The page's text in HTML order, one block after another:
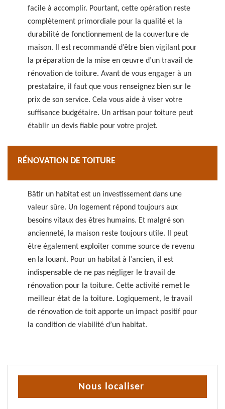
facile à accomplir. Pourtant, cette opération reste
complètement primordiale pour la qualité et la
durabilité de fonctionnement de la couverture de
maison. Il est recommandé d’être bien vigilant pour
la préparation de la mise en œuvre d’un travail de
rénovation de toiture. Avant de vous engager à un
prestataire, il faut que vous renseignez bien sur le
prix de son service. Cela vous aide à viser votre
suffisance budgétaire. Un artisan pour toiture peut
établir un devis fiable pour votre projet.
RÉNOVATION DE TOITURE
Bâtir un habitat est un investissement dans une
valeur sûre. Un logement répond toujours aux
besoins vitaux des êtres humains. Et malgré son
ancienneté, la maison reste toujours utile. Il peut
être également exploiter comme source de revenu
en la louant. Pour un habitat à l’ancien, il est
indispensable de ne pas négliger le travail de
rénovation pour la toiture. Cette activité remet le
meilleur état de la toiture. Logiquement, le travail
de rénovation de toit apporte un impact positif pour
la condition de viabilité d’un habitat.
Nous localiser